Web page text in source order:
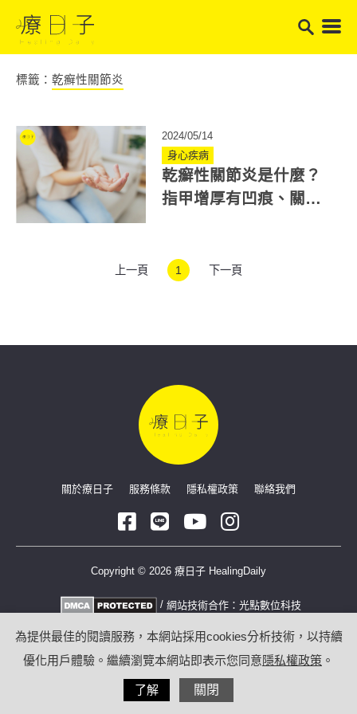
標籤： 乾癬性關節炎
2024/05/14
身心疾病
乾癬性關節炎是什麼？
指甲增厚有凹痕、關節
上一頁 1 下一頁
關於療日子 服務條款 隱私權政策 聯絡我們
Copyright © 2026 療日子 HealingDaily
/ 網站技術合作： 光點數位科技
為提供最佳的閱讀服務，本網站採用cookies分析技術，以持續
優化用戶體驗。繼續瀏覽本網站即表示您同意隱私權政策 。
了解 關閉